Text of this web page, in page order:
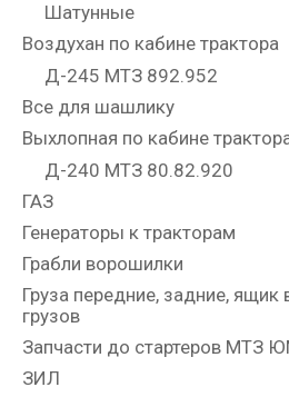
Шатунные
Воздухан по кабине трактора
Д-245 МТЗ 892.952
Все для шашлику
Выхлопная по кабине
Д-240 МТЗ 80.82.920
ГАЗ
Генераторы к тракторам
Грабли ворошилки
Груза передние, задние, ящик
грузов
Запчасти до стартеров МТЗ
ЗИЛ